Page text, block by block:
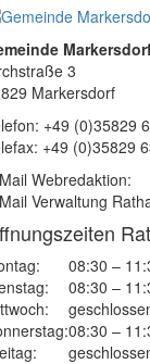
3
Markersdorf
+49 (0)35829
+49 (0)35829
Webredaktion:
Verwaltung
08:30 –
08:30 –
08:30 –